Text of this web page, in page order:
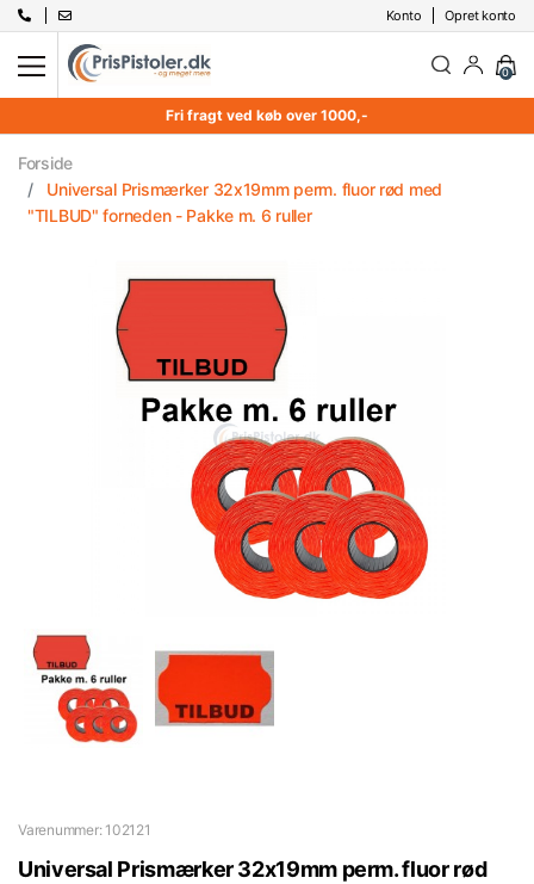
Konto Opret konto
0
Fri fragt ved køb over 1000,-
Forside
Universal Prismærker 32x19mm perm. fluor rød med
"TILBUD" forneden - Pakke m. 6 ruller
Varenummer: 102121
Universal Prismærker 32x19mm perm. fluor rød